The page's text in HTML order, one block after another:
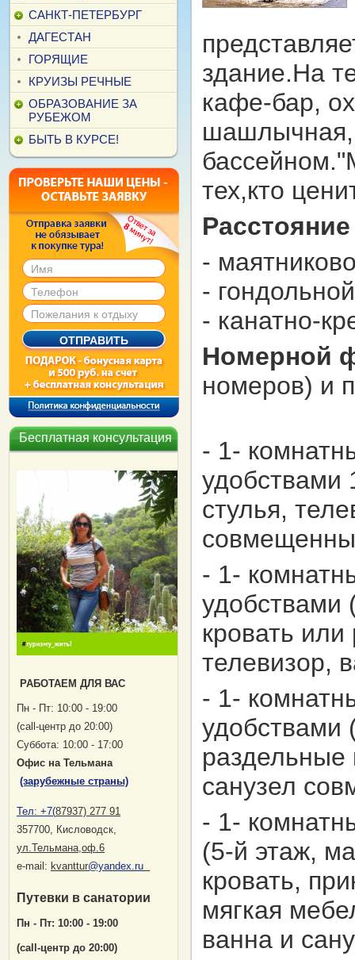
САНКТ-ПЕТЕРБУРГ
ДАГЕСТАН
ГОРЯЩИЕ
КРУИЗЫ РЕЧНЫЕ
ОБРАЗОВАНИЕ ЗА
РУБЕЖОМ
БЫТЬ В КУРСЕ!
Бесплатная консультация
РАБОТАЕМ ДЛЯ ВАС
Пн - Пт: 10:00 - 19:00
(саll-центр до 20:00)
Суббота: 10:00 - 17:00
Офис на Тельмана
(зарубежные страны)
Тел: +7(87937) 277 91
357700, Кисловодск,
ул.Тельмана,оф.6
е-mail: kvanttur@yandex.ru
Путевки в санатории
Пн - Пт: 10:00 - 19:00
(саll-центр до 20:00)
здание.На
кафе-бар,
тех,кто
-
-
- канатно-
Номерной
номеров) и
- 1-
удобствами
стулья,
- 1-
удобствами
кровать
телевизор,
- 1-
удобствами
раздельные
санузел
- 1-
(5-й этаж,
кровать,
мягкая
ванна и